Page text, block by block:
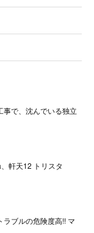
事で、沈んでいる独立
軒天12 トリスタ
ラブルの危険度高!! マ